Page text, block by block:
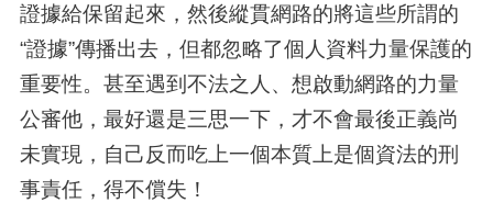
證據給保留起來，然後縱貫網路的將這些所謂的
“證據”傳播出去，但都忽略了個人資料力量保護的
重要性。甚至遇到不法之人、想啟動網路的力量
公審他，最好還是三思一下，才不會最後正義尚
未實現，自己反而吃上一個本質上是個資法的刑
事責任，得不償失！